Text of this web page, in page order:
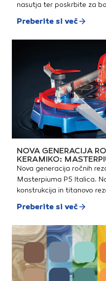
nasutja ter poskrbite za
Preberite si več
NOVA GENERACIJA
KERAMIKO:
Nova generacija ročnih
Masterpiuma P5 Italica.
konstrukcija in titanovo
Preberite si več